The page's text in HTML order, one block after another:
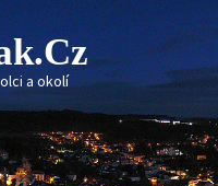
a okolí